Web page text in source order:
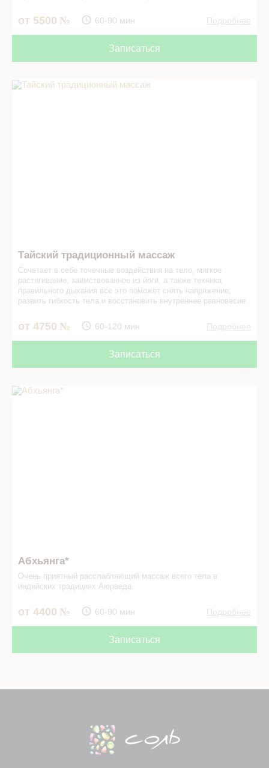
от 5500 60-90 мин Подробнее
Записаться
Тайский традиционный массаж в СПА салоне
Тайский традиционный массаж
Сочетает в себе точечные воздействия на тело, мягкое
растягивание, заимствованное из йоги, а также техника
правильного дыхания­ все это поможет снять напряжение,
развить гибкость тела и восстановить внутреннее равновесие.
от 4750 60-120 мин Подробнее
Записаться
Абхьянга* в СПА салоне
Абхьянга*
Очень приятный расслабляющий массаж всего тела в
индийских традициях Аюрведа.
от 4400 60-90 мин Подробнее
Записаться